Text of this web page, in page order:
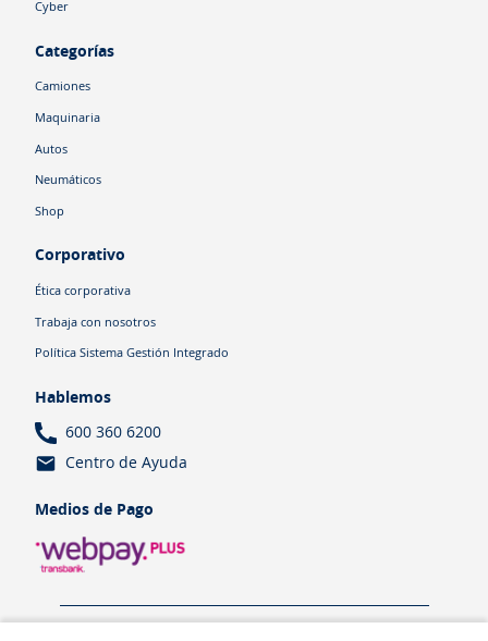
Cyber
Categorías
Camiones
Maquinaria
Autos
Neumáticos
Shop
Corporativo
Ética corporativa
Trabaja con nosotros
Política Sistema Gestión Integrado
Hablemos
600 360 6200
Centro de Ayuda
Medios de Pago